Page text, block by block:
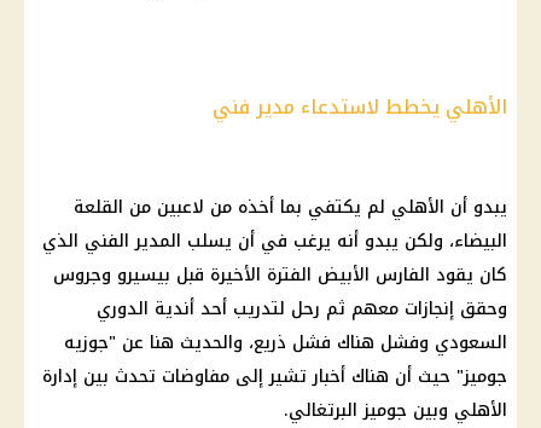
الأهلي يخطط لاستدعاء مدير فني
يبدو أن الأهلي لم يكتفي بما أخذه من لاعبين من القلعة
البيضاء، ولكن يبدو أنه يرغب في أن يسلب المدير الفني الذي
كان يقود الفارس الأبيض الفترة الأخيرة قبل بيسيرو وجروس
وحقق إنجازات معهم ثم رحل لتدريب أحد أندية الدوري
السعودي وفشل هناك فشل ذريع، والحديث هنا عن "جوزيه
جوميز" حيث أن هناك أخبار تشير إلى مفاوضات تحدث بين إدارة
الأهلي وبين جوميز البرتغالي.